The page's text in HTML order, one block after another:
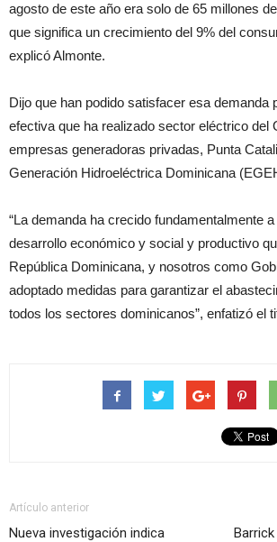
agosto de este año era solo de 65 millones
que significa un crecimiento del 9% del
explicó Almonte.
Dijo que han podido satisfacer esa demanda
efectiva que ha realizado sector eléctrico del
empresas generadoras privadas, Punta
Generación Hidroeléctrica Dominicana
“La demanda ha crecido fundamentalmente
desarrollo económico y social y productivo
República Dominicana, y nosotros como
adoptado medidas para garantizar el
todos los sectores dominicanos”, enfatizó el
Artículo anterior
Nueva investigación indica